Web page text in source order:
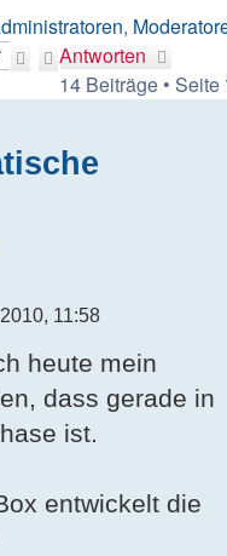
,
Antworten
Suche
Erweiterte
Suche
14 Beiträge • Seite
11:58
heute mein
dass gerade in
ist.
entwickelt die